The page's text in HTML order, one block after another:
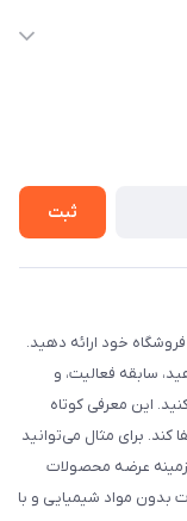
ثبت
خود ارائه دهید.
سابقه فعالیت، و
این معرفی کوتاه
کند. برای مثال می‌توانید
فعالیت خود را در زمینه عرضه محصولات
بدون مواد شیمیایی و با